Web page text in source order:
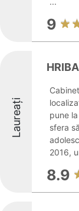
9
Laureați
pune
sfera
2016,
8.9